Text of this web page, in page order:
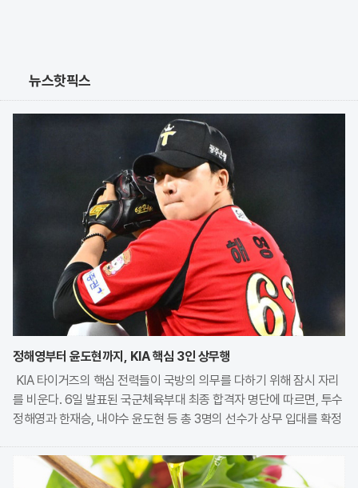
뉴스핫픽스
정해영부터 윤도현까지, KIA 핵심 3인 상무행
KIA 타이거즈의 핵심 전력들이 국방의 의무를 다하기 위해 잠시 자리
를 비운다. 6일 발표된 국군체육부대 최종 합격자 명단에 따르면, 투수
정해영과 한재승, 내야수 윤도현 등 총 3명의 선수가 상무 입대를 확정
을 보였으나, 최종적으로 구단과